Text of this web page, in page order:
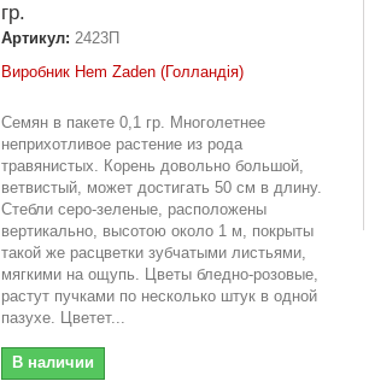
гр.
Артикул: 2423П
Виробник Hem Zaden (Голландія)
Семян в пакете 0,1 гр. Многолетнее
неприхотливое растение из рода
травянистых. Корень довольно большой,
ветвистый, может достигать 50 см в длину.
Стебли серо-зеленые, расположены
вертикально, высотою около 1 м, покрыты
такой же расцветки зубчатыми листьями,
мягкими на ощупь. Цветы бледно-розовые,
растут пучками по несколько штук в одной
пазухе. Цветет...
В наличии